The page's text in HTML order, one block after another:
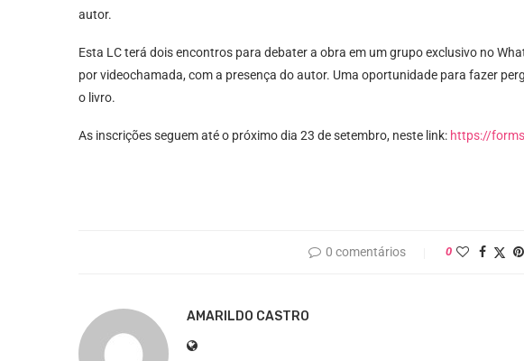
autor.
Esta LC terá dois encontros para debater a obra em um grupo exclusivo no
por videochamada, com a presença do autor. Uma oportunidade para fazer
o livro.
As inscrições seguem até o próximo dia 23 de setembro, neste link: https://
0 comentários 0
AMARILDO CASTRO